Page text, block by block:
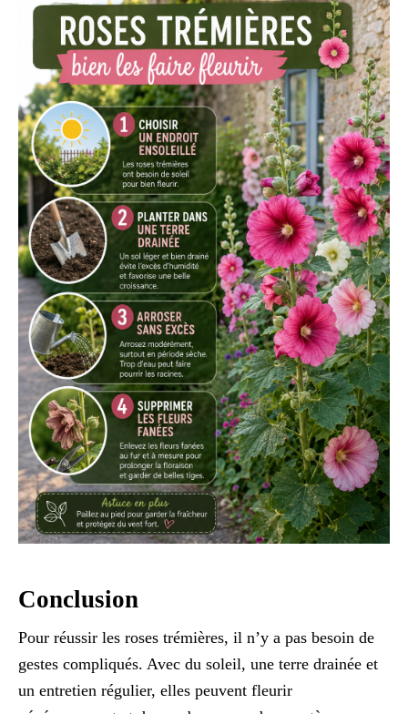
Conclusion
Pour réussir les roses trémières, il n’y a pas besoin de
gestes compliqués. Avec du soleil, une terre drainée et
un entretien régulier, elles peuvent fleurir